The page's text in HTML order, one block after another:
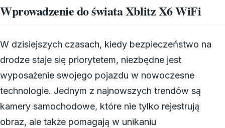
Wprowadzenie do świata Xblitz X6 WiFi
W dzisiejszych czasach, kiedy bezpieczeństwo na
drodze staje się priorytetem, niezbędne jest
wyposażenie swojego pojazdu w nowoczesne
technologie. Jednym z najnowszych trendów są
kamery samochodowe, które nie tylko rejestrują
obraz, ale także pomagają w unikaniu